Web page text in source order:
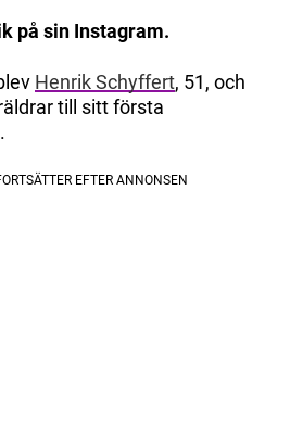
på sin Instagram.
Henrik Schyffert, 51, och
till sitt första